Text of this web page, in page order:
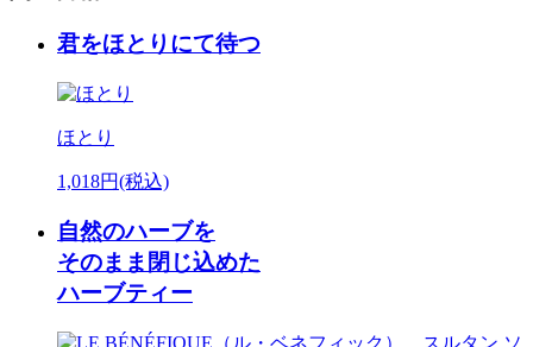
君をほとりにて待つ
ほとり
1,018円(税込)
自然のハーブを
そのまま閉じ込めた
ハーブティー